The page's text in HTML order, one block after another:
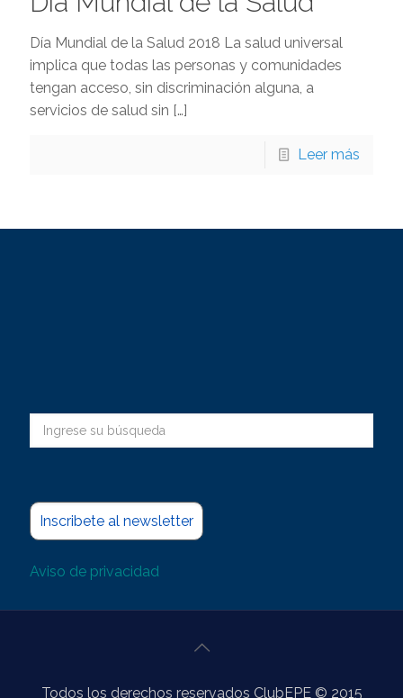
Día Mundial de la Salud 2018 La salud universal
implica que todas las personas y comunidades
tengan acceso, sin discriminación alguna, a
servicios de salud sin […]
Leer más
Inscribete al newsletter
Aviso de privacidad
Todos los derechos reservados ClubEPE © 2015